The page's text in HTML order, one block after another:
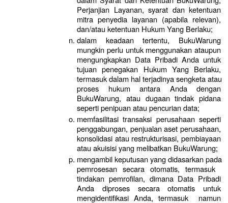
Perjanjian Layanan, syarat dan ketentuan
mitra penyedia layanan (apabila relevan),
dan/atau ketentuan Hukum Yang Berlaku;
dalam keadaan tertentu, BukuWarung
mungkin perlu untuk menggunakan ataupun
mengungkapkan Data Pribadi Anda untuk
tujuan penegakan Hukum Yang Berlaku,
termasuk dalam hal terjadinya sengketa atau
proses hukum antara Anda dengan
BukuWarung, atau dugaan tindak pidana
seperti penipuan atau pencurian data;
memfasilitasi transaksi perusahaan seperti
penggabungan, penjualan aset perusahaan,
konsolidasi atau restrukturisasi, pembiayaan
atau akuisisi yang melibatkan BukuWarung;
mengambil keputusan yang didasarkan pada
pemrosesan secara otomatis, termasuk
tindakan pemrofilan, dimana Data Pribadi
Anda diproses secara otomatis untuk
mengidentifikasi Anda, termasuk  namun